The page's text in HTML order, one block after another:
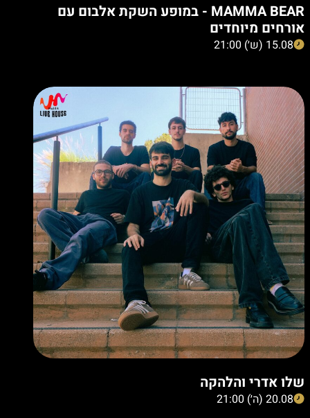
MAMMA BEAR - במופע השקת אלבום עם
אורחים מיוחדים
15.08 (ש׳) 21:00
שלו אדרי והלהקה
20.08 (ה׳) 21:00